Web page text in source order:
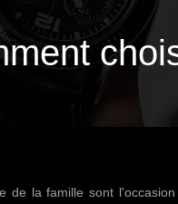
de la famille sont